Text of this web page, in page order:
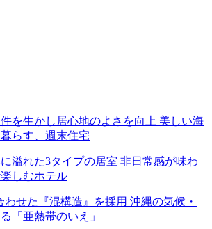
を生かし居心地のよさを向上 美しい海
らす、週末住宅
溢れた3タイプの居室 非日常感が味わ
しむホテル
わせた『混構造』を採用 沖縄の気候・
「亜熱帯のいえ」